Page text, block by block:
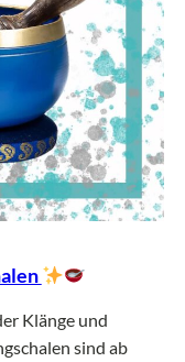
Klänge und
sind ab